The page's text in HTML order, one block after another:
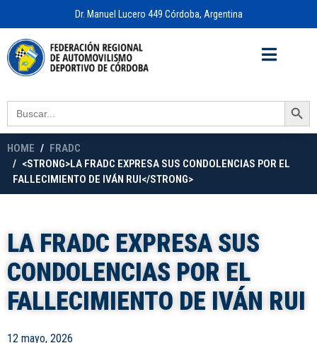
Dr. Manuel Lucero 449 Córdoba, Argentina
Search
for:
Search Button
HOME
FRADC
<STRONG>LA FRADC EXPRESA SUS CONDOLENCIAS POR EL
FALLECIMIENTO DE IVÁN RUI</STRONG>
LA FRADC EXPRESA SUS
CONDOLENCIAS POR EL
FALLECIMIENTO DE IVÁN RUI
12 mayo, 2026